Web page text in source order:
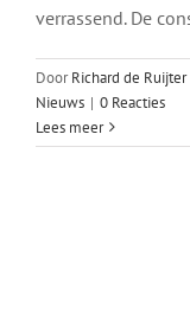
verrassend. De
DoorRichard de Ruijter
Nieuws | 0 Reacties
Lees meer